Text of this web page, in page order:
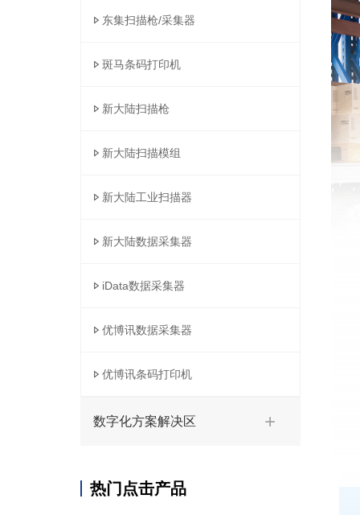
东集扫描枪/采集器
斑马条码打印机
新大陆扫描枪
新大陆扫描模组
新大陆工业扫描器
新大陆数据采集器
iData数据采集器
优博讯数据采集器
优博讯条码打印机
数字化方案解决区
热门点击产品